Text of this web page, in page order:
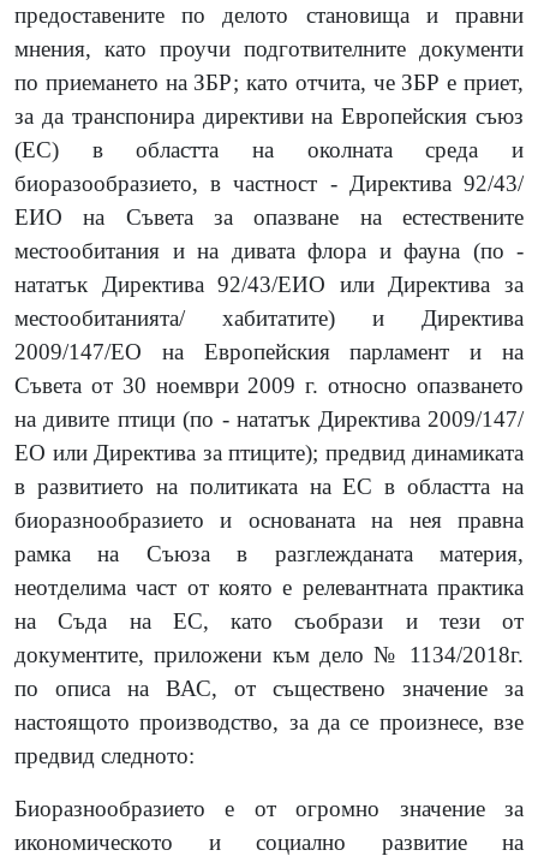
предоставените по делото становища и правни
мнения, като проучи подготвителните документи
по приемането на ЗБР; като отчита, че ЗБР е приет,
за да транспонира директиви на Европейския съюз
(ЕС) в областта на околната среда и
биоразообразието, в частност - Директива 92/43/
ЕИО на Съвета за опазване на естествените
местообитания и на дивата флора и фауна (по -
нататък Директива 92/43/ЕИО или Директива за
местообитанията/ хабитатите) и Директива
2009/147/ЕО на Европейския парламент и на
Съвета от 30 ноември 2009 г. относно опазването
на дивите птици (по - нататък Директива 2009/147/
ЕО или Директива за птиците); предвид динамиката
в развитието на политиката на ЕС в областта на
биоразнообразието и основаната на нея правна
рамка на Съюза в разглежданата материя,
неотделима част от която е релевантната практика
на Съда на ЕС, като съобрази и тези от
документите, приложени към дело № 1134/2018г.
по описа на ВАС, от съществено значение за
настоящото производство, за да се произнесе, взе
предвид следното:
Биоразнообразието е от огромно значение за
икономическото и социално развитие на